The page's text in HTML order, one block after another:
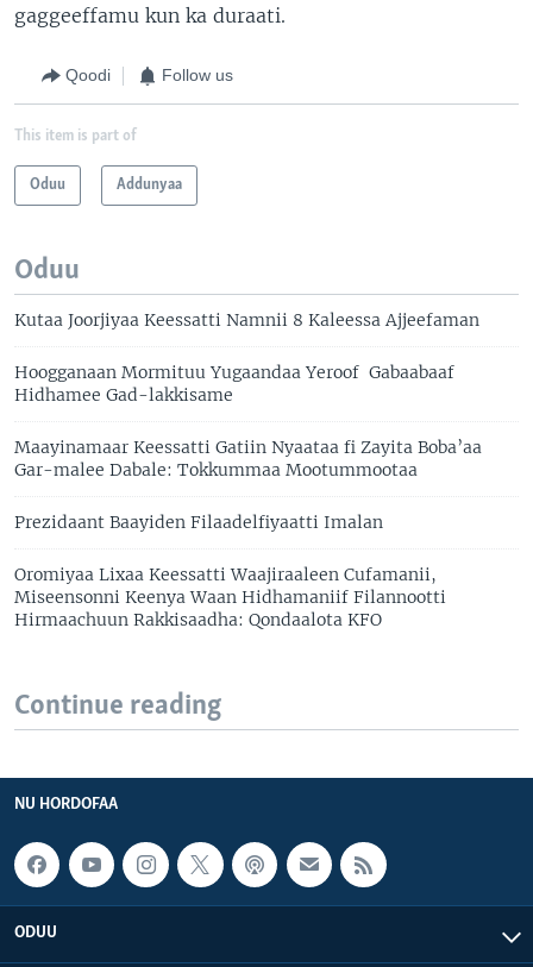
gaggeeffamu kun ka duraati.
Qoodi Follow us
This item is part of
Oduu Addunyaa
Oduu
Kutaa Joorjiyaa Keessatti Namnii 8 Kaleessa Ajjeefaman
Hoogganaan Mormituu Yugaandaa Yeroof Gabaabaaf
Hidhamee Gad-lakkisame
Maayinamaar Keessatti Gatiin Nyaataa fi Zayita Boba’aa
Gar-malee Dabale: Tokkummaa Mootummootaa
Prezidaant Baayiden Filaadelfiyaatti Imalan
Oromiyaa Lixaa Keessatti Waajiraaleen Cufamanii,
Miseensonni Keenya Waan Hidhamaniif Filannootti
Hirmaachuun Rakkisaadha: Qondaalota KFO
Continue reading
NU HORDOFAA
ODUU